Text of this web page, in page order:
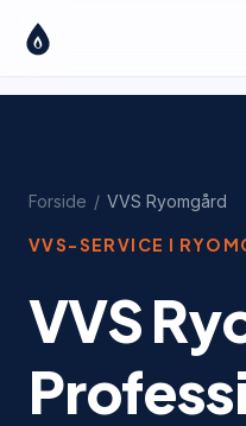
Forside / VVS Ryomgård
VVS-SERVICE I
VVS